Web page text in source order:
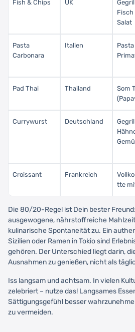
Fish & Chips UK
Salat
Pasta
Carbonara
Italien
Pasta
Pad Thai Thailand
Som
Currywurst Deutschland
Croissant Frankreich
tte
Die 80/20-Regel ist Dein bester
ausgewogene, nährstoffreiche
kulinarische Spontaneität zu. Ein
Sizilien oder Ramen in Tokio sind
gehören. Der Unterschied liegt darin,
Ausnahmen zu genießen, nicht als
Iss langsam und achtsam. In vielen
zelebriert – nutze das! Langsames
Sättigungsgefühl besser
zu vermeiden.